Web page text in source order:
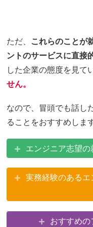
ただ、 これらのことが
ントのサービスに直接
した企業の態度を見て
せん。
なので、冒頭でも話し
ることをおすすめします
エンジニア志望
実務経験のある
おすすめ